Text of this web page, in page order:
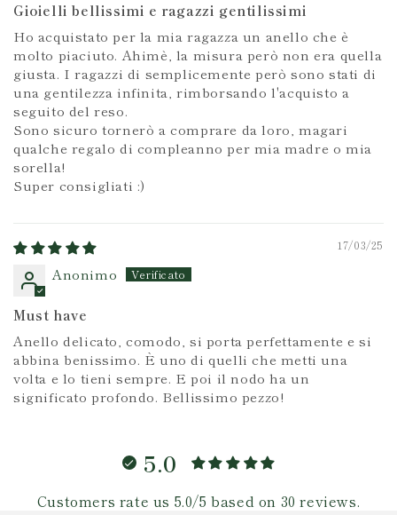
Gioielli bellissimi e ragazzi gentilissimi
Ho acquistato per la mia ragazza un anello che è
molto piaciuto. Ahimè, la misura però non era quella
giusta. I ragazzi di semplicemente però sono stati di
una gentilezza infinita, rimborsando l'acquisto a
seguito del reso.
Sono sicuro tornerò a comprare da loro, magari
qualche regalo di compleanno per mia madre o mia
sorella!
Super consigliati :)
17/03/25
Anonimo
Must have
Anello delicato, comodo, si porta perfettamente e si
abbina benissimo. È uno di quelli che metti una
volta e lo tieni sempre. E poi il nodo ha un
significato profondo. Bellissimo pezzo!
5.0
Customers rate us 5.0/5 based on 30 reviews.